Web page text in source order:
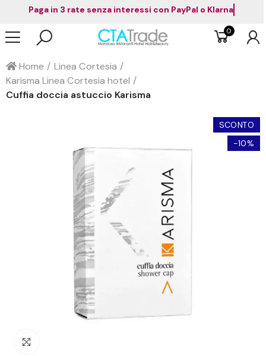
Paga in 3 rate senza interessi con PayPal o Klarna
0
Home
Linea Cortesia
Karisma Linea Cortesia hotel
Cuffia doccia astuccio Karisma
SCONTO
-10%